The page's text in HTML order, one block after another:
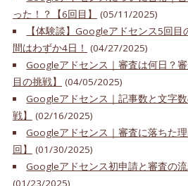
った！？【6回目】
(05/11/2025)
【体験談】Googleアドセンス5回
間はわずか4日！ (04/27/2025)
Googleアドセンス｜審査は何日？
目の挑戦】
(04/05/2025)
Googleアドセンス｜記事数と文字
戦】
(02/16/2025)
Googleアドセンス｜審査に落ちた
回】
(01/30/2025)
Googleアドセンス初申請と審査の流
(01/23/2025)